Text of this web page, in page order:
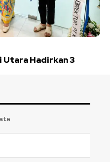
Utara Hadirkan 3